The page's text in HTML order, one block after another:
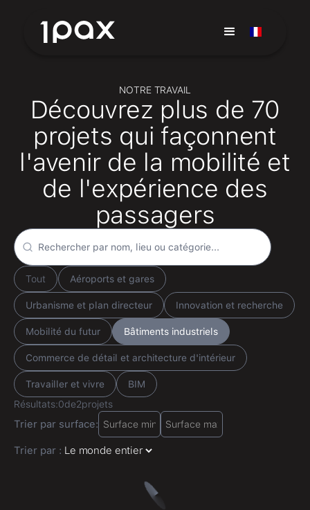
NOTRE TRAVAIL
Découvrez plus de 70
projets qui façonnent
l'avenir de la mobilité et
de l'expérience des
passagers
Tout Aéroports et gares
Urbanisme et plan directeur Innovation et recherche
Mobilité du futur Bâtiments industriels
Commerce de détail et architecture d'intérieur
Travailler et vivre
BIM
Résultats:0de2projets
Trier par surface:
Trier par :